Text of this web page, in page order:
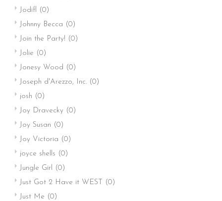
Jodifl (0)
Johnny Becca (0)
Join the Party! (0)
Jolie (0)
Jonesy Wood (0)
Joseph d'Arezzo, Inc. (0)
josh (0)
Joy Dravecky (0)
Joy Susan (0)
Joy Victoria (0)
joyce shells (0)
Jungle Girl (0)
Just Got 2 Have it WEST
(0)
Just Me (0)